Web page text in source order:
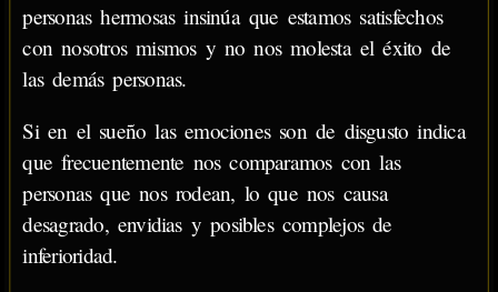
personas hermosas insinúa que estamos satisfechos
con nosotros mismos y no nos molesta el éxito de
las demás personas.
Si en el sueño las emociones son de disgusto indica
que frecuentemente nos comparamos con las
personas que nos rodean, lo que nos causa
desagrado, envidias y posibles complejos de
inferioridad.